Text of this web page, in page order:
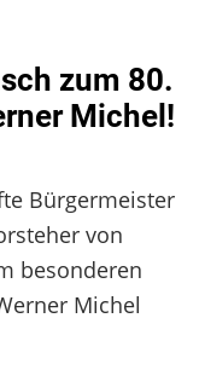
zum 80.
Michel!
Bürgermeister
von
besonderen
Michel